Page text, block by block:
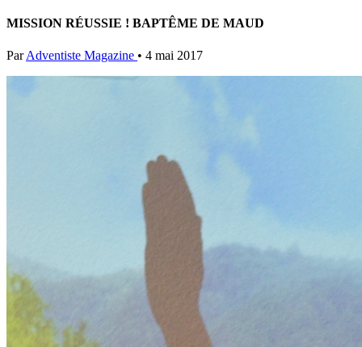
MISSION RÉUSSIE ! BAPTÊME DE MAUD
Par Adventiste Magazine • 4 mai 2017